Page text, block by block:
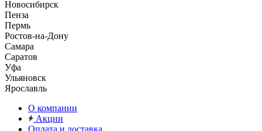
Новосибирск
Пенза
Пермь
Ростов-на-Дону
Самара
Саратов
Уфа
Ульяновск
Ярославль
О компании
Акции
Оплата и доставка